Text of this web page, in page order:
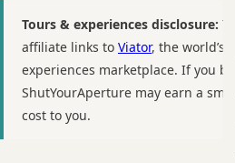
Tours & experiences disclosure:
affiliate links to Viator, the world’s
experiences marketplace. If you
ShutYourAperture may earn a
cost to you.